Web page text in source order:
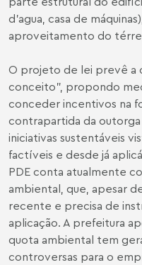
d’agua, casa de
aproveitamento do
O projeto de lei prevê a
conceito”, propondo
conceder incentivos na
contrapartida da
iniciativas sustentáveis
factíveis e desde já
PDE conta atualmente
ambiental, que, apesar
recente e precisa de
aplicação. A prefeitura
quota ambiental tem
controversas para o